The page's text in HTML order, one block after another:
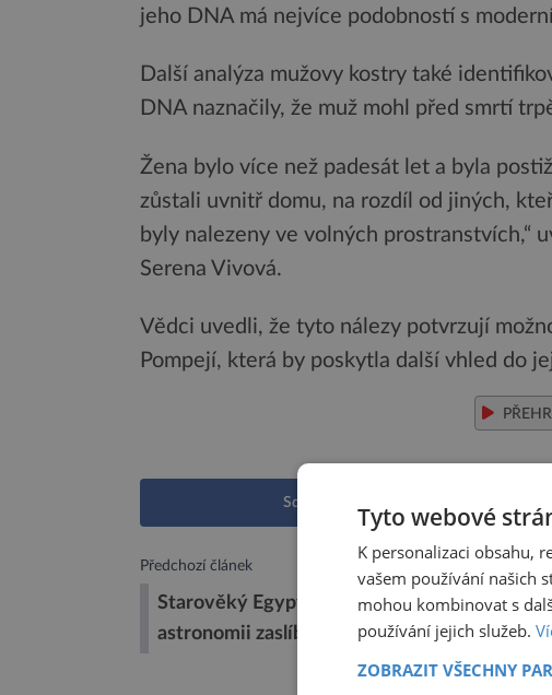
jeho DNA má nejvíce podobností s
Další analýza mužovy kostry také
DNA naznačily, že muž mohl před smrtí
Žena bylo více než padesát let a byla
zůstali uvnitř domu, na rozdíl od jiných,
byly nalezeny ve volných prostranstvích,“
Serena Vivová.
Vědci uvedli, že tyto nálezy potvrzují
Pompejí, která by poskytla další vhled do
Sdílet na Facebooku
Předchozí článek
Starověký Egypt: Země matematice a
astronomii zaslíbená
Tyto webové
K personalizaci obsahu,
vašem používání našich
mohou kombinovat s
používání jejich služeb.
ZOBRAZIT VŠECHNY